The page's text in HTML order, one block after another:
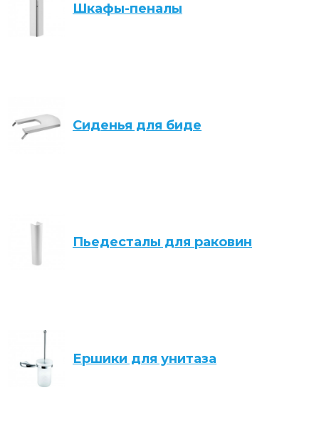
Шкафы-пеналы
Сиденья для биде
Пьедесталы для раковин
Ершики для унитаза